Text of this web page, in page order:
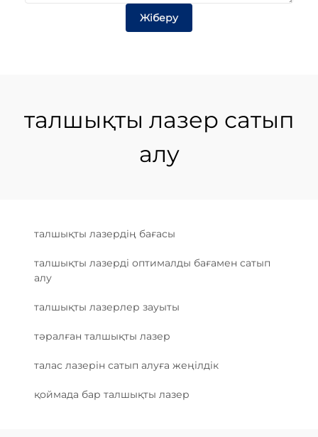
Жіберу
талшықты лазер сатып
алу
талшықты лазердің бағасы
талшықты лазерді оптималды бағамен сатып
алу
талшықты лазерлер зауыты
тәралған талшықты лазер
талас лазерін сатып алуға жеңілдік
қоймада бар талшықты лазер